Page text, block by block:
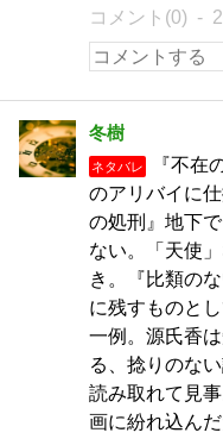
コメント(0)
冬樹
ネタバレ
『不在
のアリバイに
の処刑』地下
ない。「天使
き。『比類の
に残すものと
一例。源氏香
る、捻りのな
読み取れて見
画に紛れ込ん